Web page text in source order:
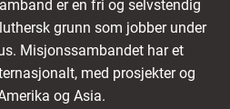
er en fri og selvstendig
grunn som jobber under
Misjonssambandet har et
med prosjekter og
og Asia.